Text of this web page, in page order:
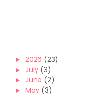
► 2026 (23)
► July (3)
► June (2)
► May (3)